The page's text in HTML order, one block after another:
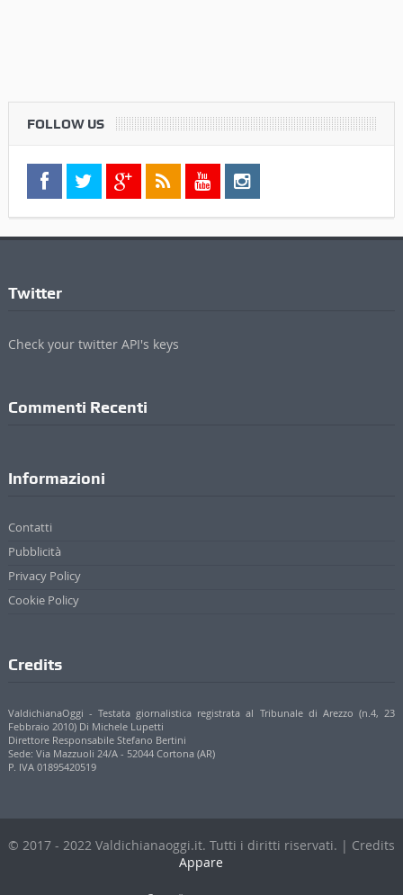
FOLLOW US
Twitter
Check your twitter API's keys
Commenti Recenti
Informazioni
Contatti
Pubblicità
Privacy Policy
Cookie Policy
Credits
ValdichianaOggi - Testata giornalistica registrata al Tribunale di Arezzo (n.4, 23
Febbraio 2010) Di Michele Lupetti
Direttore Responsabile Stefano Bertini
Sede: Via Mazzuoli 24/A - 52044 Cortona (AR)
P. IVA 01895420519
© 2017 - 2022 Valdichianaoggi.it. Tutti i diritti riservati. | Credits
Appare